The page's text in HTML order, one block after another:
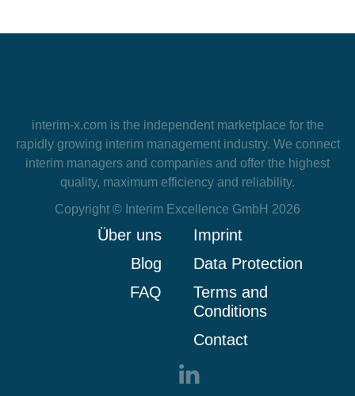
interim-x.comis the independent marketplace for the
rapidly growing interim management industry. We connect
interim managers and companies and offer the highest
quality, maximum efficiency and reliability.
Copyright © Interim Excellence GmbH 2026
Über uns
Blog
FAQ
Imprint
Data Protection
Terms and
Conditions
Contact